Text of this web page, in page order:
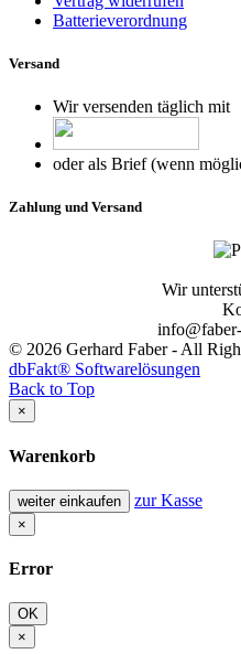
Batterieverordnung
Versand
Wir versenden täglich mit
oder als Brief (wenn
Zahlung und Versand
Wir
© 2026 Gerhard Faber - All
dbFakt® Softwarelösungen
Back to Top
×
Warenkorb
weiter einkaufen zur Kasse
×
Error
OK
×